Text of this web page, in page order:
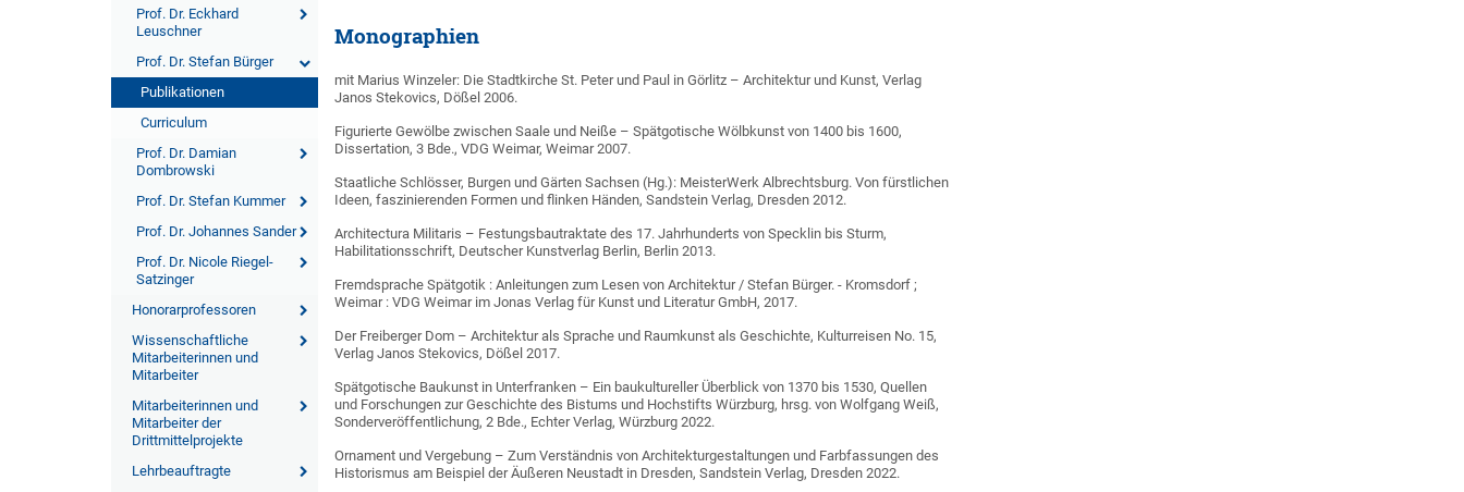
Prof. Dr. Eckhard
Leuschner
Prof. Dr. Stefan Bürger
Publikationen
Curriculum
Prof. Dr. Damian
Dombrowski
Prof. Dr. Stefan Kummer
Prof. Dr. Johannes Sander
Prof. Dr. Nicole Riegel-
Satzinger
Honorarprofessoren
Wissenschaftliche
Mitarbeiterinnen und
Mitarbeiter
Mitarbeiterinnen und
Mitarbeiter der
Drittmittelprojekte
Lehrbeauftragte
Monographien
mit Marius Winzeler: Die Stadtkirche St. Peter und Paul in Görlitz – Architektur und Kunst, Verlag
Janos Stekovics, Dößel 2006.
Figurierte Gewölbe zwischen Saale und Neiße – Spätgotische Wölbkunst von 1400 bis 1600,
Dissertation, 3 Bde., VDG Weimar, Weimar 2007.
Staatliche Schlösser, Burgen und Gärten Sachsen (Hg.): MeisterWerk Albrechtsburg. Von fürstlichen
Ideen, faszinierenden Formen und flinken Händen, Sandstein Verlag, Dresden 2012.
Architectura Militaris – Festungsbautraktate des 17. Jahrhunderts von Specklin bis Sturm,
Habilitationsschrift, Deutscher Kunstverlag Berlin, Berlin 2013.
Fremdsprache Spätgotik : Anleitungen zum Lesen von Architektur / Stefan Bürger. - Kromsdorf ;
Weimar : VDG Weimar im Jonas Verlag für Kunst und Literatur GmbH, 2017.
Der Freiberger Dom – Architektur als Sprache und Raumkunst als Geschichte, Kulturreisen No. 15,
Verlag Janos Stekovics, Dößel 2017.
Spätgotische Baukunst in Unterfranken – Ein baukultureller Überblick von 1370 bis 1530, Quellen
und Forschungen zur Geschichte des Bistums und Hochstifts Würzburg, hrsg. von Wolfgang Weiß,
Sonderveröffentlichung, 2 Bde., Echter Verlag, Würzburg 2022.
Ornament und Vergebung – Zum Verständnis von Architekturgestaltungen und Farbfassungen des
Historismus am Beispiel der Äußeren Neustadt in Dresden, Sandstein Verlag, Dresden 2022.